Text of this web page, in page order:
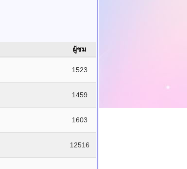
ผู้ชม
1523
1459
1603
12516